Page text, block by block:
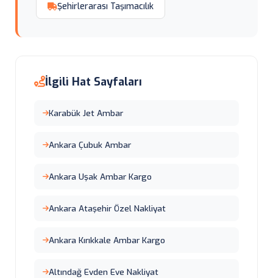
Şehirlerarası Taşımacılık
İlgili Hat Sayfaları
Karabük Jet Ambar
Ankara Çubuk Ambar
Ankara Uşak Ambar Kargo
Ankara Ataşehir Özel Nakliyat
Ankara Kırıkkale Ambar Kargo
Altındağ Evden Eve Nakliyat